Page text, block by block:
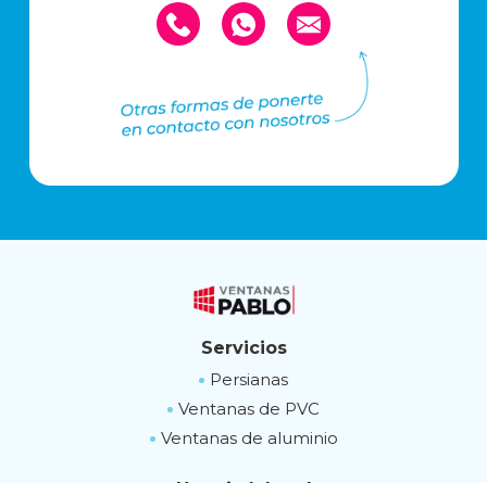
Servicios
Persianas
Ventanas de PVC
Ventanas de aluminio